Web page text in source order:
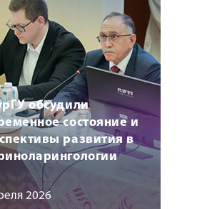
обсудили
состояние и
развития в
2026